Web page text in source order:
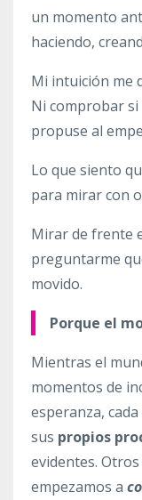
un momento
haciendo,
Mi intuición me
Ni comprobar
propuse al
Lo que siento
para mirar con
Mirar de frente
preguntarme
movido.
Porque el
Mientras el
momentos de
esperanza,
sus propios
evidentes.
empezamos a